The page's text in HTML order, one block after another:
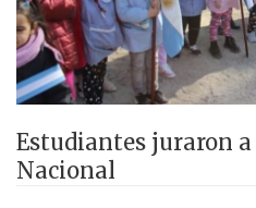
Estudiantes juraron a
Nacional